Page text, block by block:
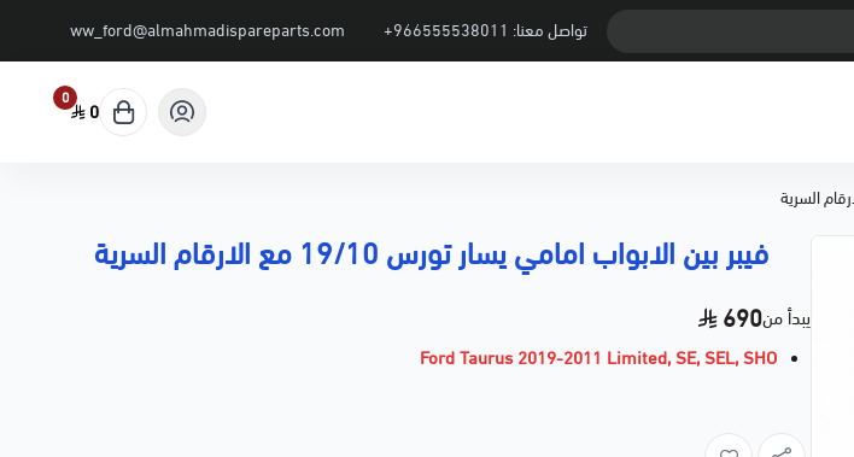
تواصل معنا: +966555538011
ww_ford@almahmadispareparts.com
0
0
فيبر بين الابواب امامي يسار تورس 19/10 مع الارقام السرية
يبدأ من690
Ford Taurus 2019-2011 Limited, SE, SEL, SHO